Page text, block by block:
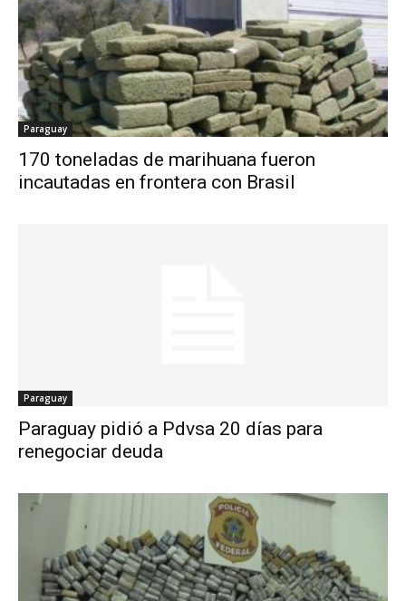
Paraguay
170 toneladas de marihuana fueron
incautadas en frontera con Brasil
Paraguay
Paraguay pidió a Pdvsa 20 días para
renegociar deuda